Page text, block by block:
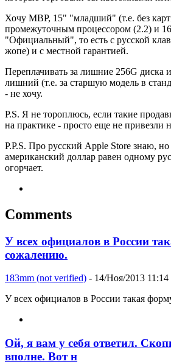
Хочу MBP, 15" "младший" (т.е. без
промежуточным процессором (2.2) и
"Официальный", то есть с русской
жопе) и с местной гарантией.
Переплачивать за лишние 256G диска
лишний (т.е. за старшую модель в
- не хочу.
P.S. Я не тороплюсь, если такие
на практике - просто еще не привезли
P.P.S. Про русский Apple Store знаю,
американский доллар равен одному
огорчает.
Comments
У всех официалов в России
сожалению.
183mm (not verified) - 14/Ноя/2013 11:14
У всех официалов в России такая
Ой, я вам у себя ответил.
вполне. Вот н